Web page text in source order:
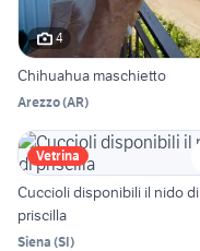
4
Chihuahua maschietto
Arezzo(AR)
Vetrina
Cuccioli disponibili il nido di
priscilla
Siena (SI)